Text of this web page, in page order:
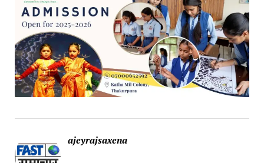
ajeyrajsaxena